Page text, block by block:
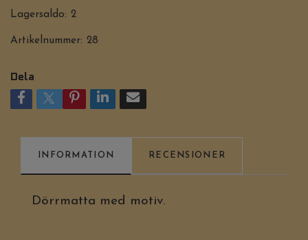
Lagersaldo: 2
Artikelnummer: 28
Dela
INFORMATION RECENSIONER
Dörrmatta med motiv.